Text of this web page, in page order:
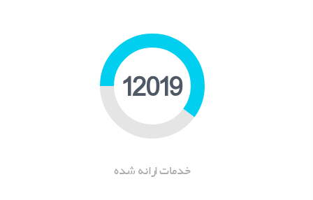
16039
خدمات ارانه شده